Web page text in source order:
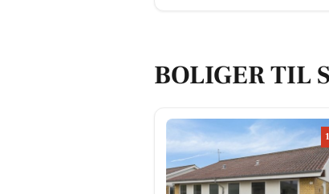
BOLIGER TIL